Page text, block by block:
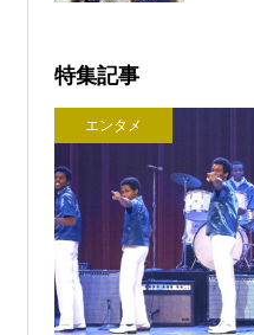
特集記事
エンタメ